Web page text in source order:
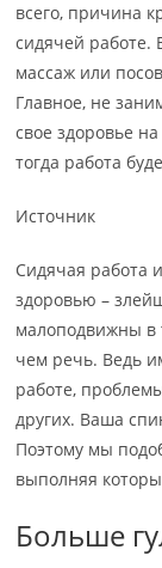
всего, причина
сидячей работе.
массаж или
Главное, не
свое здоровье
тогда работа
Источник
Сидячая работа
здоровью –
малоподвижны в
чем речь. Ведь
работе,
других. Ваша
Поэтому мы
выполняя
Больше